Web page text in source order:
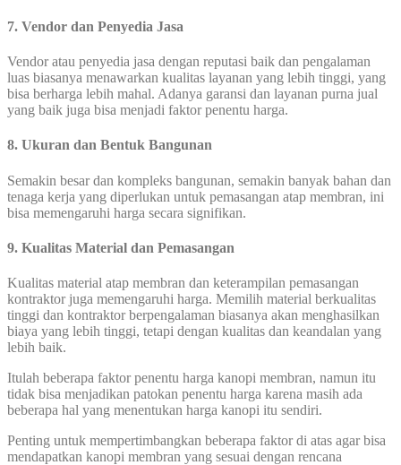
7. Vendor dan Penyedia Jasa
Vendor atau penyedia jasa dengan reputasi baik dan pengalaman
luas biasanya menawarkan kualitas layanan yang lebih tinggi, yang
bisa berharga lebih mahal. Adanya garansi dan layanan purna jual
yang baik juga bisa menjadi faktor penentu harga.
8. Ukuran dan Bentuk Bangunan
Semakin besar dan kompleks bangunan, semakin banyak bahan dan
tenaga kerja yang diperlukan untuk pemasangan atap membran, ini
bisa memengaruhi harga secara signifikan.
9. Kualitas Material dan Pemasangan
Kualitas material atap membran dan keterampilan pemasangan
kontraktor juga memengaruhi harga. Memilih material berkualitas
tinggi dan kontraktor berpengalaman biasanya akan menghasilkan
biaya yang lebih tinggi, tetapi dengan kualitas dan keandalan yang
lebih baik.
Itulah beberapa faktor penentu harga kanopi membran, namun itu
tidak bisa menjadikan patokan penentu harga karena masih ada
beberapa hal yang menentukan harga kanopi itu sendiri.
Penting untuk mempertimbangkan beberapa faktor di atas agar bisa
mendapatkan kanopi membran yang sesuai dengan rencana